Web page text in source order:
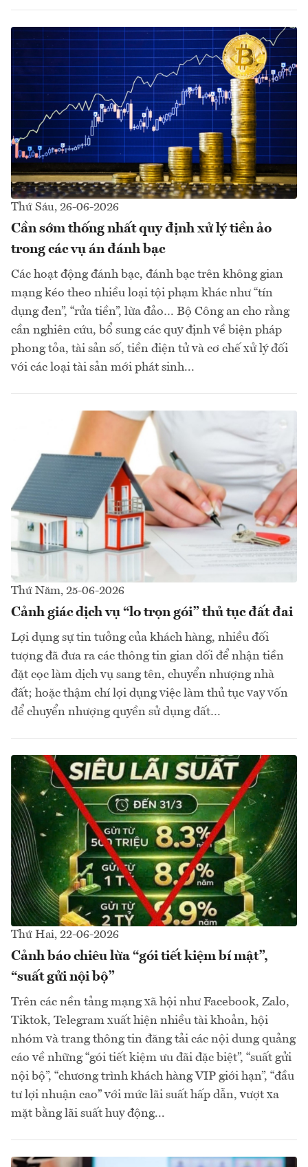
Thứ Sáu, 26-06-2026
Cần sớm thống nhất quy định xử lý tiền ảo
trong các vụ án đánh bạc
Các hoạt động đánh bạc, đánh bạc trên không gian
mạng kéo theo nhiều loại tội phạm khác như “tín
dụng đen”, “rửa tiền”, lừa đảo… Bộ Công an cho rằng
cần nghiên cứu, bổ sung các quy định về biện pháp
phong tỏa, tài sản số, tiền điện tử và cơ chế xử lý đối
với các loại tài sản mới phát sinh...
Thứ Năm, 25-06-2026
Cảnh giác dịch vụ “lo trọn gói” thủ tục đất đai
Lợi dụng sự tin tưởng của khách hàng, nhiều đối
tượng đã đưa ra các thông tin gian dối để nhận tiền
đặt cọc làm dịch vụ sang tên, chuyển nhượng nhà
đất; hoặc thậm chí lợi dụng việc làm thủ tục vay vốn
để chuyển nhượng quyền sử dụng đất…
Thứ Hai, 22-06-2026
Cảnh báo chiêu lừa “gói tiết kiệm bí mật”,
“suất gửi nội bộ”
Trên các nền tảng mạng xã hội như Facebook, Zalo,
Tiktok, Telegram xuất hiện nhiều tài khoản, hội
nhóm và trang thông tin đăng tải các nội dung quảng
cáo về những “gói tiết kiệm ưu đãi đặc biệt”, “suất gửi
nội bộ”, “chương trình khách hàng VIP giới hạn”, “đầu
tư lợi nhuận cao” với mức lãi suất hấp dẫn, vượt xa
mặt bằng lãi suất huy động...